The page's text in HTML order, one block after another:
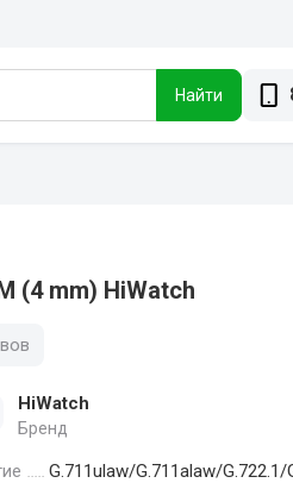
Найти
(4 mm) HiWatch
HiWatch
Бренд
G.711ulaw/G.711alaw/